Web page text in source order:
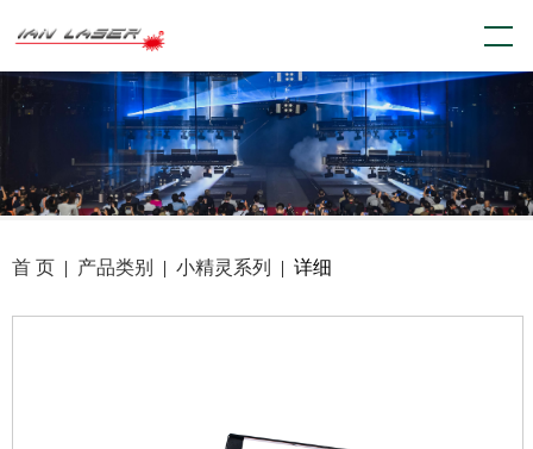
首 页 | 产品类别 | 小精灵系列 | 详细